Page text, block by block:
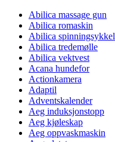
Abilica massage gun
Abilica romaskin
Abilica spinningsykkel
Abilica tredemølle
Abilica vektvest
Acana hundefor
Actionkamera
Adaptil
Adventskalender
Aeg induksjonstopp
Aeg kjøleskap
Aeg oppvaskmaskin